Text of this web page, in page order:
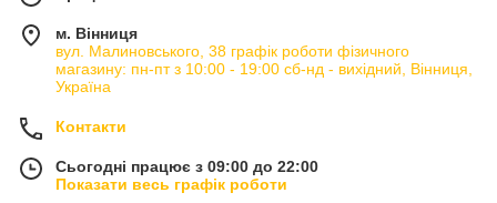
мікроелементів. Продукція від перевірених виробників,
націлених на виготовлення продуктів здорового харчування.
Вироби з додаванням такого борошна легко засвоюються,
збалансовують страви за вмістом білків, жирів та вуглеводів.
, Ви можете бути впевнені в їх високій якості та смаку. Ми
рівень сервісу, щоб ваша покупка була приємною та
безпечною. Вибирайте продукти від відомих брендів на
м. Вінниця
вул. Малиновського, 38 графік роботи фізичного
магазину: пн-пт з 10:00 - 19:00 сб-нд - вихідний, Вінниця,
Україна
Контакти
Сьогодні працює з 09:00 до 22:00
Показати весь графік роботи